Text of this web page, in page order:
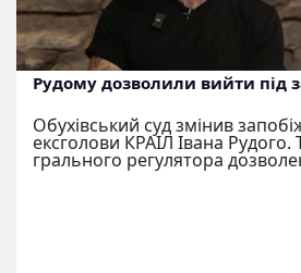
Рудому дозволили вийти під
Обухівський суд змінив
ексголови КРАІЛ Івана Рудого.
грального регулятора